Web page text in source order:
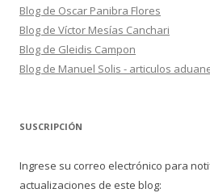
Blog de Oscar Panibra Flores
Blog de Víctor Mesías Canchari
Blog de Gleidis Campon
Blog de Manuel Solis - articulos
SUSCRIPCIÓN
Ingrese su correo electrónico para
actualizaciones de este blog: